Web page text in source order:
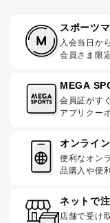
スポーツ
入会当日か
会員さま限
MEGA
会員証がす
アプリクー
オンライ
便利なオン
品購入や便
ネットで
店舗で受け